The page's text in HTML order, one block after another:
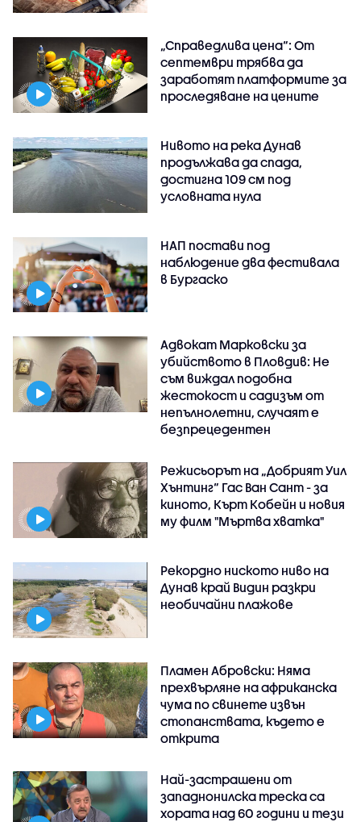
„Справедлива цена“: От
септември трябва да
заработят платформите за
проследяване на цените
Нивото на река Дунав
продължава да спада,
достигна 109 см под
условната нула
НАП постави под
наблюдение два фестивала
в Бургаско
Адвокат Марковски за
убийството в Пловдив: Не
съм виждал подобна
жестокост и садизъм от
непълнолетни, случаят е
безпрецедентен
Режисьорът на „Добрият Уил
Хънтинг“ Гас Ван Сант - за
киното, Кърт Кобейн и новия
му филм "Мъртва хватка"
Рекордно ниското ниво на
Дунав край Видин разкри
необичайни плажове
Пламен Абровски: Няма
прехвърляне на африканска
чума по свинете извън
стопанствата, където е
открита
Най-застрашени от
западнонилска треска са
хората над 60 години и тези